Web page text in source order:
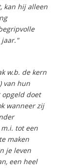
kan hij alleen
jaar."
w.b. de kern
van hun
opgeld doet
wanneer zij
tot een
maken
je leven
een heel